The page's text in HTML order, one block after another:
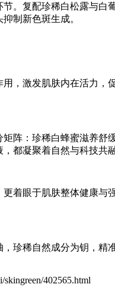
。复配珍稀白松露与
制新色斑生成。
，激发肌肤内在活力
阵：珍稀白蜂蜜滋养
都凝聚着自然与科技共
着眼于肌肤整体健康
珍稀自然成分为钥，精
402565.html